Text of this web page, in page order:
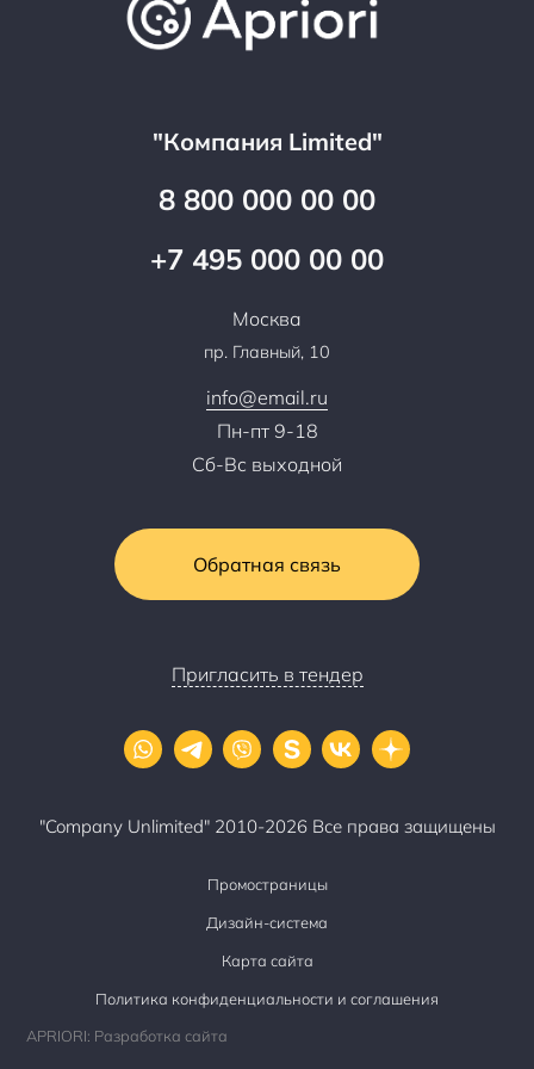
"Компания Limited"
8 800 000 00 00
+7 495 000 00 00
Москва
пр. Главный, 10
info@email.ru
Пн-пт 9-18
Сб-Вс выходной
Обратная связь
Пригласить в тендер
Оптовым клиентам
Презентации и каталоги
Достижения и награды
Сотрудничество
"Company Unlimited" 2010-2026 Все права защищены
Промостраницы
Дизайн-система
Карта сайта
Политика конфиденциальности и соглашения
APRIORI: Разработка сайта